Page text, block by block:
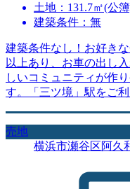
土地：131.7㎡(公
建築条件：無
建築条件なし！お好き
以上あり、お車の出し
しいコミュニティが作
す。「三ツ境」駅をご利
売地
横浜市瀬谷区阿久